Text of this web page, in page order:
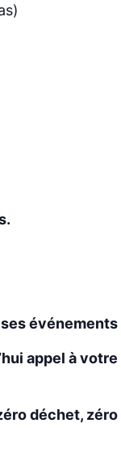
événements
appel à
déchet, zéro